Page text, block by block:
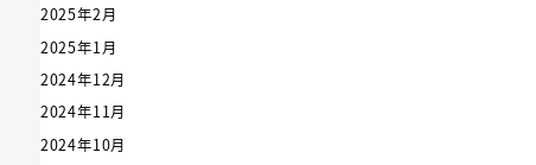
2025年2月
2025年1月
2024年12月
2024年11月
2024年10月